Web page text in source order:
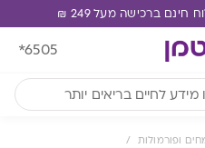
*6505
ופורמולות